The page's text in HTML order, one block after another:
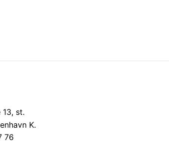
st.
K.
76